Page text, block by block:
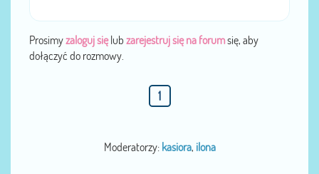
Prosimyzaloguj sięlub zarejestruj się na forumsię, aby
dołączyć do rozmowy.
1
Moderatorzy: kasiora, ilona